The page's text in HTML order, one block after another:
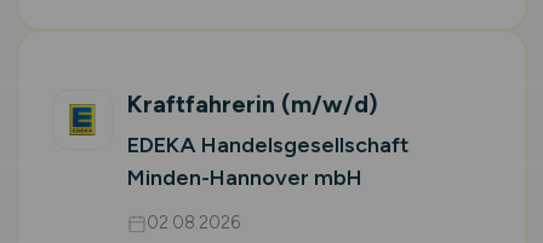
Kraftfahrerin (m/w/d)
EDEKA Handelsgesellschaft
Minden-Hannover mbH
02.08.2026